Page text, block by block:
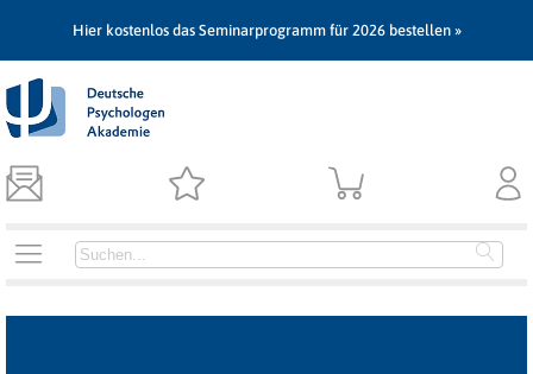
Hier kostenlos das Seminarprogramm für 2026 bestellen »